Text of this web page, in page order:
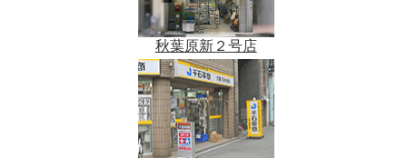
秋葉原新２号店